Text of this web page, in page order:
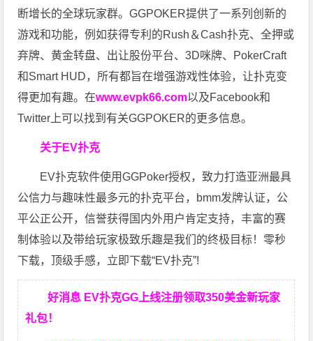
断增长的全球玩家群。GGPOKER提供了一系列创新的
游戏和功能，例如获得专利的Rush＆Cash扑克、全押或
弃牌、黄金转盘、出让股份平台、3D咪牌、PokerCraft
和Smart HUD，所有都旨在增强游戏性体验，让扑克变
得更加有趣。在www.evpk66.com以及Facebook和
Twitter上可以找到有关GGPOKER的更多信息。
关于EV扑克
EV扑克软件使用GGPoker授权，致力打造亚洲最具
公信力与趣味性最多元的扑克平台，bmm发牌认证，公
平公正公开，信誉获得国内外用户肯定支持，丰富的赛
制体验以及带给玩家极致乐趣是我们的终极目标！零秒
下载，顶级手感，立即下载“EV扑克”!
好消息 EV扑克GG上线注册领取350美金新玩家
礼包！